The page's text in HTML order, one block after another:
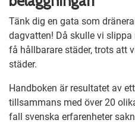
Tänk dig en gata som
dagvatten! Då skulle vi
få hållbarare städer, trots att
städer.
Handboken är resultatet av
tillsammans med över 20
fall svenska erfarenheter